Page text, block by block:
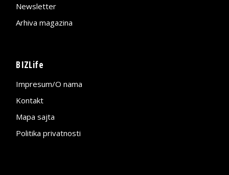
Newsletter
Arhiva magazina
BIZLife
Impresum/O nama
Kontakt
Mapa sajta
Politika privatnosti